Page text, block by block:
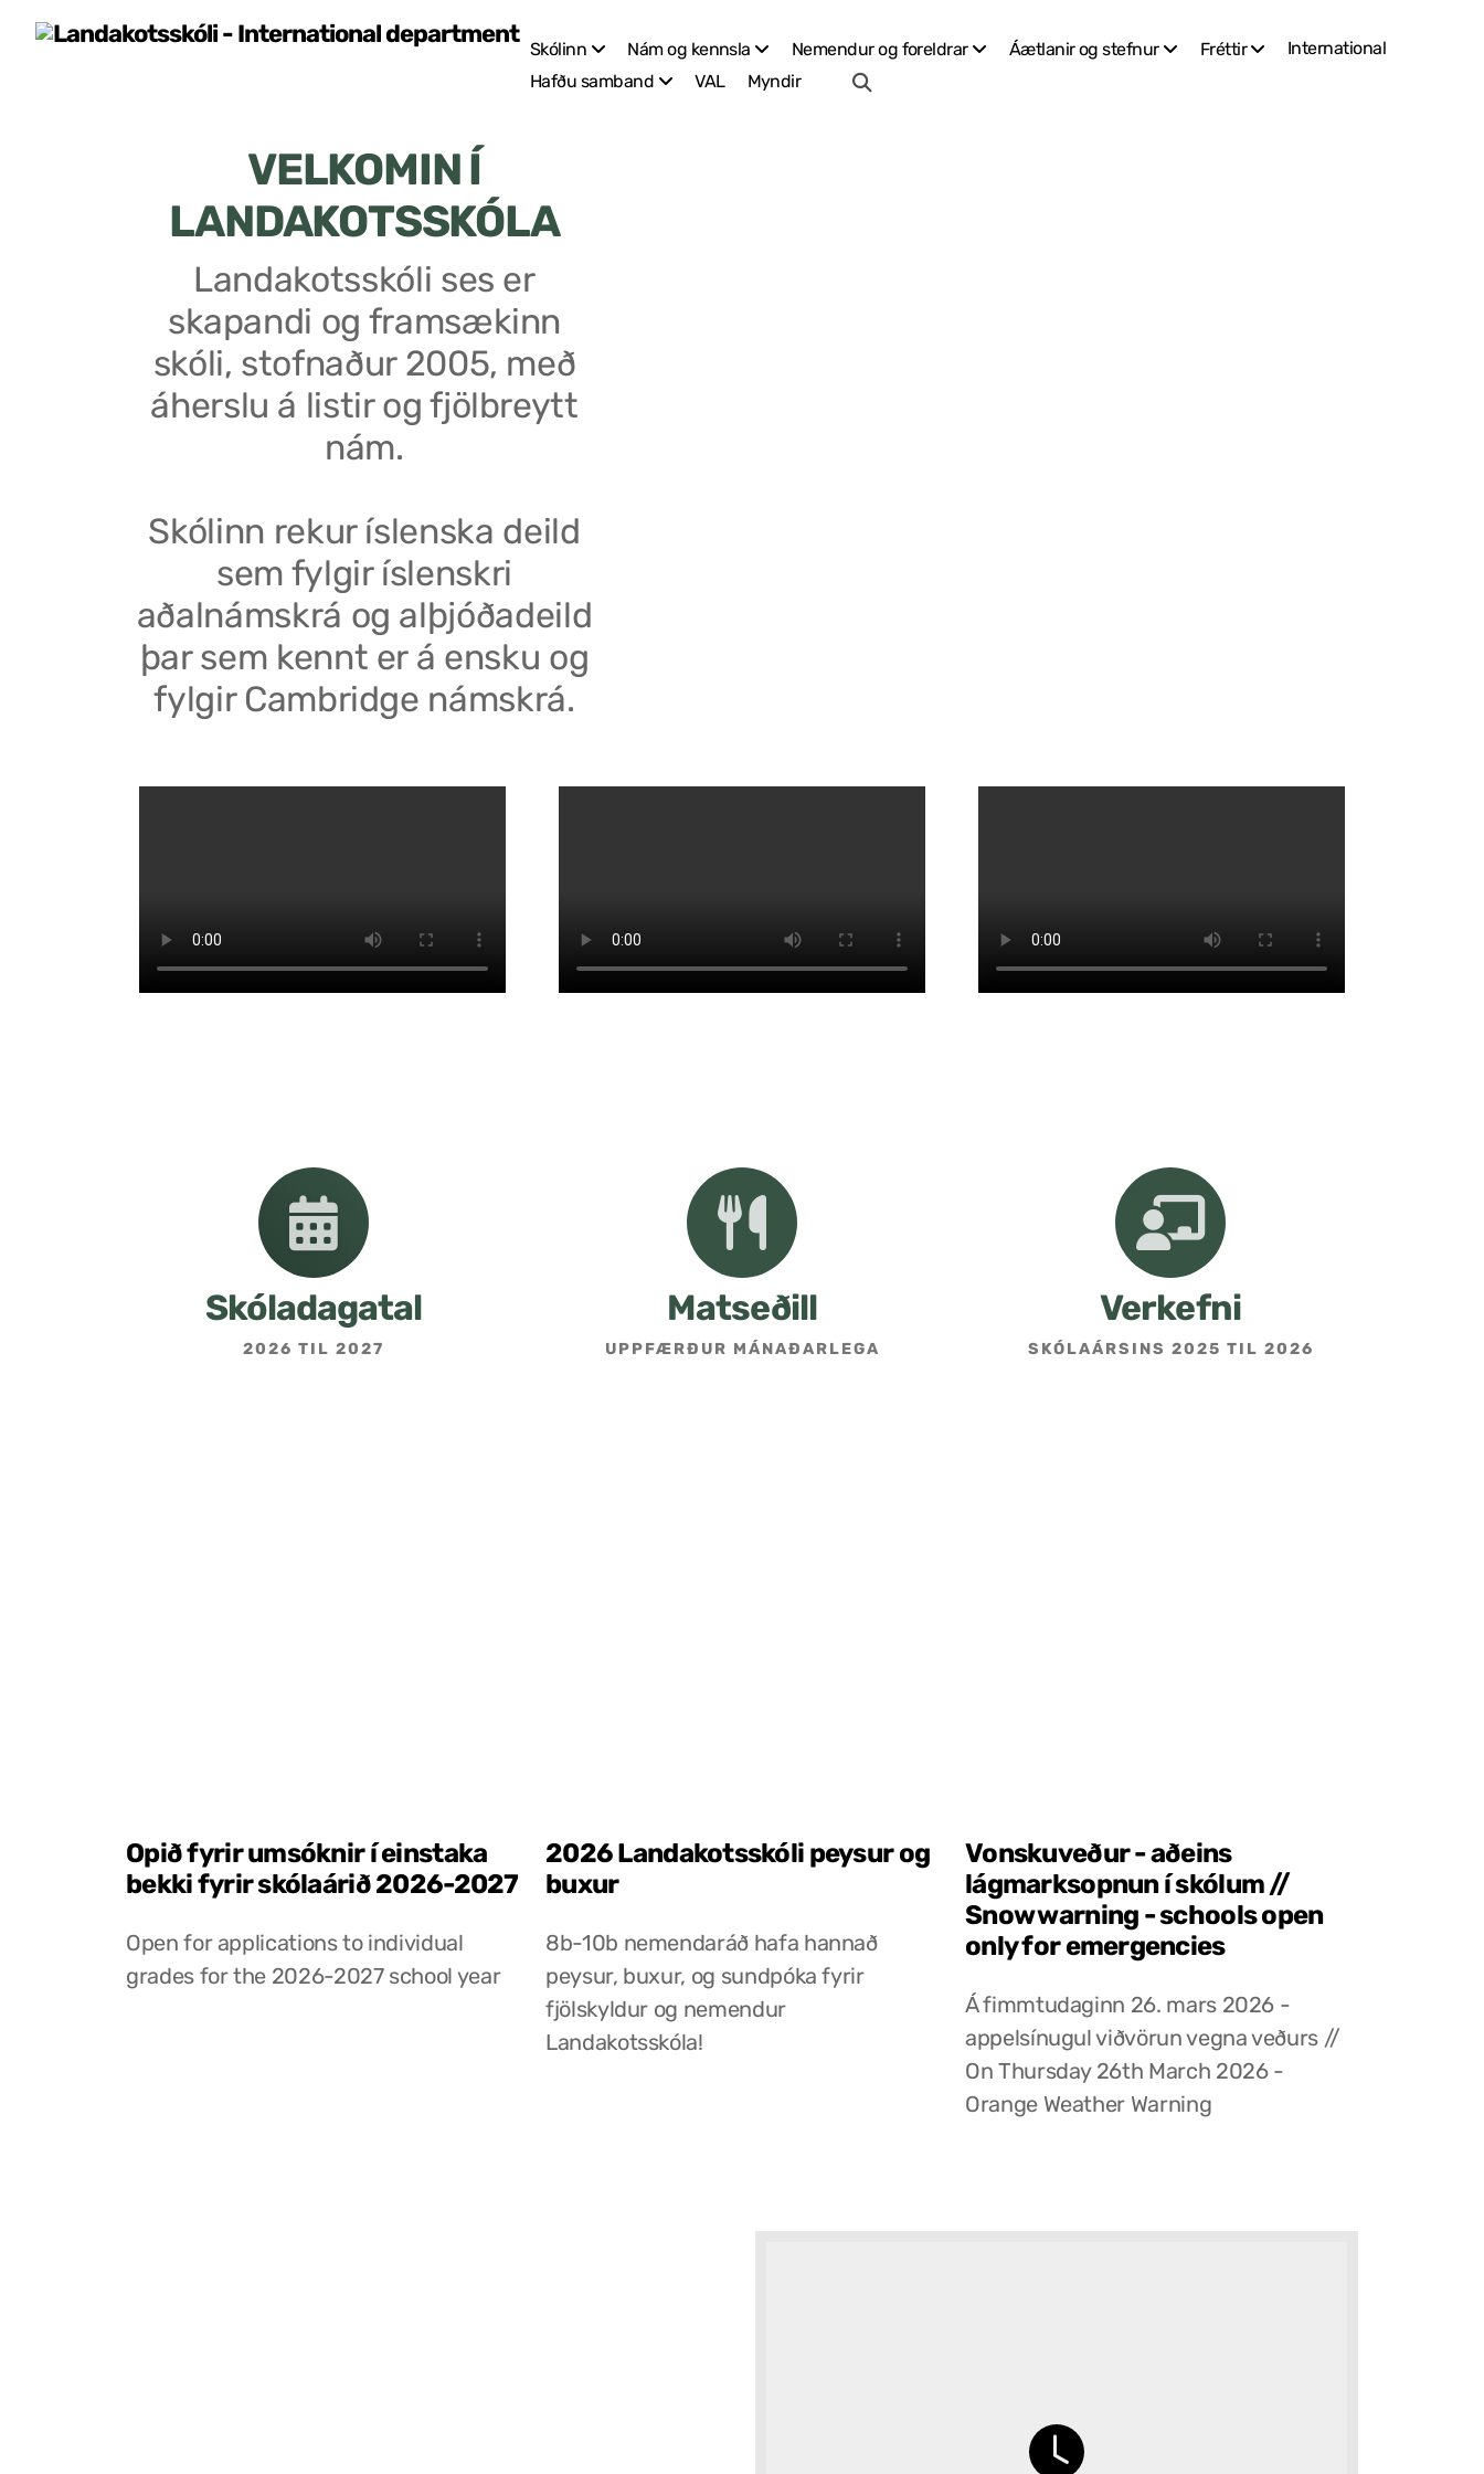
Skólinn Nám og kennsla Nemendur og foreldrar Áætlanir og stefnur Fréttir
International
Hafðu samband
VAL Myndir
VELKOMIN Í
LANDAKOTSSKÓLA
Landakotsskóli ses er
skapandi og framsækinn
skóli, stofnaður 2005, með
áherslu á listir og fjölbreytt
nám.
Skólinn rekur íslenska deild
sem fylgir íslenskri
aðalnámskrá og alþjóðadeild
þar sem kennt er á ensku og
fylgir Cambridge námskrá.
Skóladagatal
2026 TIL 2027
Matseðill
UPPFÆRÐUR MÁNAÐARLEGA
Verkefni
SKÓLAÁRSINS 2025 TIL 2026
Opið fyrir umsóknir í einstaka
bekki fyrir skólaárið 2026-2027
Open for applications to individual
grades for the 2026-2027 school year
2026 Landakotsskóli peysur og
buxur
8b-10b nemendaráð hafa hannað
peysur, buxur, og sundpóka fyrir
fjölskyldur og nemendur
Landakotsskóla!
Vonskuveður - aðeins
lágmarksopnun í skólum //
Snow warning - schools open
only for emergencies
Á fimmtudaginn 26. mars 2026 -
appelsínugul viðvörun vegna veðurs //
On Thursday 26th March 2026 -
Orange Weather Warning